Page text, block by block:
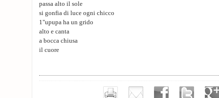
passa alto il sole
si gonfia di luce ogni chicco
1"upupa ha un grido
alto e canta
a bocca chiusa
il cuore